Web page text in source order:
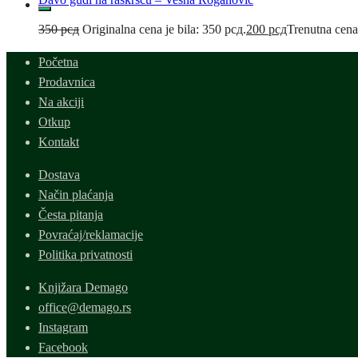
350рсд Originalna cena je bila: 350 рсд.200 рсдTrenutna
Početna
Prodavnica
Na akciji
Otkup
Kontakt
Dostava
Način plaćanja
Česta pitanja
Povraćaj/reklamacije
Politika privatnosti
Knjižara Demago
office@demago.rs
Instagram
Facebook